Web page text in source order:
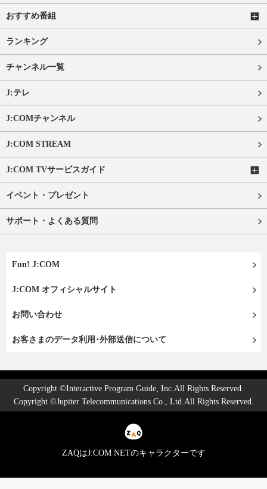
おすすめ番組
ランキング
チャンネル一覧
J:テレ
J:COMチャンネル
J:COM STREAM
J:COM TVサービスガイド
イベント・プレゼント
サポート・よくある質問
Fun! J:COM
J:COM オフィシャルサイト
お問い合わせ
お客さまのデータ利用･外部送信について
Copyright ©Interactive Program Guide, Inc.All Rights Reserved.
Copyright ©Jupiter Telecommunications Co., Ltd.All Rights Reserved.
ZAQはJ:COM NETのキャラクターです